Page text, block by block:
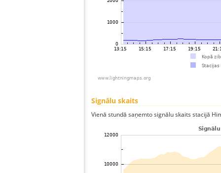
Signālu skaits
Vienā stundā saņemto signālu skaits stacijā